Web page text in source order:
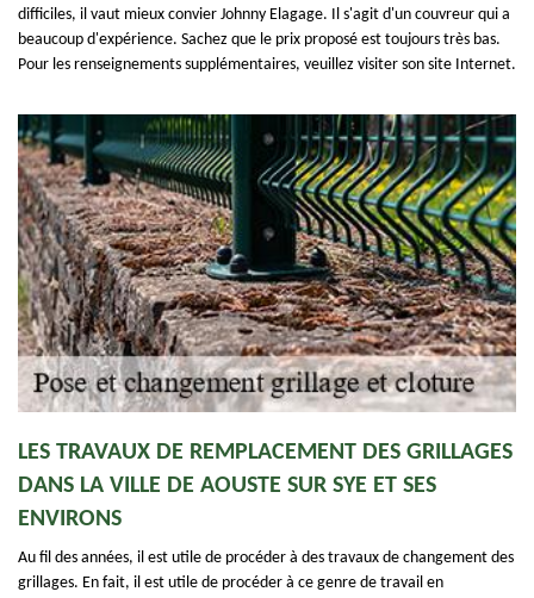
difficiles, il vaut mieux convier Johnny Elagage. Il s'agit d'un couvreur qui a
beaucoup d'expérience. Sachez que le prix proposé est toujours très bas.
Pour les renseignements supplémentaires, veuillez visiter son site Internet.
LES TRAVAUX DE REMPLACEMENT DES GRILLAGES
DANS LA VILLE DE AOUSTE SUR SYE ET SES
ENVIRONS
Au fil des années, il est utile de procéder à des travaux de changement des
grillages. En fait, il est utile de procéder à ce genre de travail en